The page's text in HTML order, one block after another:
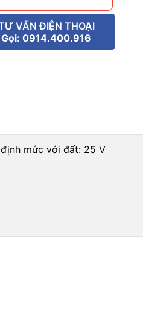
VẤN ĐIỆN THOẠI
Gọi: 0914.400.916
mức với đất: 25 V